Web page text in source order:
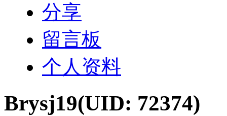
分享
留言板
个人资料
Brysj19(UID: 72374)